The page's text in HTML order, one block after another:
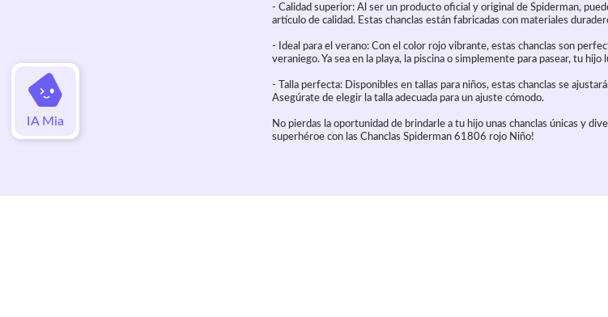
IA Mia
- Calidad superior: Al ser un producto oficial y original de Spiderman,
artículo de calidad. Estas chanclas están fabricadas con materiales
- Ideal para el verano: Con el color rojo vibrante, estas chanclas son
veraniego. Ya sea en la playa, la piscina o simplemente para pasear, tu hijo
- Talla perfecta: Disponibles en tallas para niños, estas chanclas se
Asegúrate de elegir la talla adecuada para un ajuste cómodo.
No pierdas la oportunidad de brindarle a tu hijo unas chanclas únicas y
superhéroe con las Chanclas Spiderman 61806 rojo Niño!